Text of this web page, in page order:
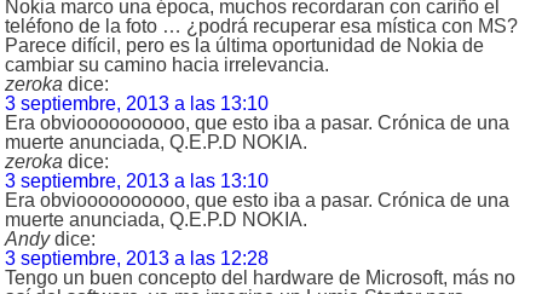
Nokia marco una época, muchos recordaran con cariño el
teléfono de la foto … ¿podrá recuperar esa mística con MS?
Parece difícil, pero es la última oportunidad de Nokia de
cambiar su camino hacia irrelevancia.
zeroka dice:
3 septiembre, 2013 a las 13:10
Era obvioooooooooo, que esto iba a pasar. Crónica de una
muerte anunciada, Q.E.P.D NOKIA.
zeroka dice:
3 septiembre, 2013 a las 13:10
Era obvioooooooooo, que esto iba a pasar. Crónica de una
muerte anunciada, Q.E.P.D NOKIA.
Andy dice:
3 septiembre, 2013 a las 12:28
Tengo un buen concepto del hardware de Microsoft, más no